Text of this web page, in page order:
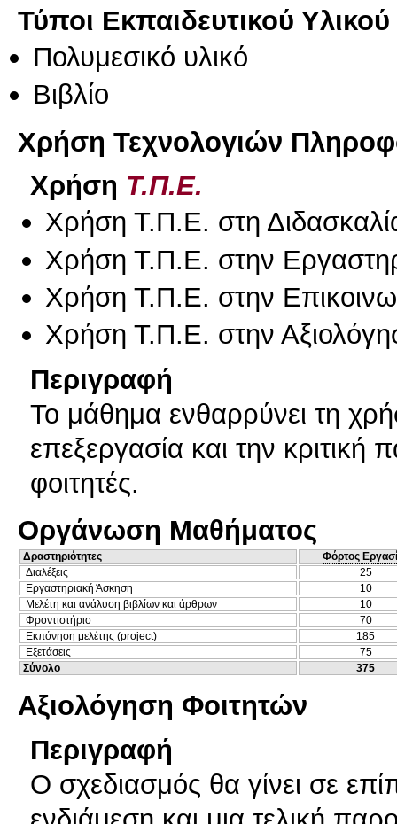
Τύποι Εκπαιδευτικού Υλικού
Πολυμεσικό υλικό
Βιβλίο
Χρήση Τεχνολογιών
Χρήση Τ.Π.Ε.
Χρήση Τ.Π.Ε. στη
Χρήση Τ.Π.Ε. στην
Χρήση Τ.Π.Ε. στην
Χρήση Τ.Π.Ε. στην
Περιγραφή
Το μάθημα ενθαρρύνει τη
επεξεργασία και την
φοιτητές.
Οργάνωση Μαθήματος
Δραστηριότητες
Φόρτος
Διαλέξεις
25
Εργαστηριακή Άσκηση
10
Μελέτη και ανάλυση βιβλίων και άρθρων
10
Φροντιστήριο
70
Εκπόνηση μελέτης (project)
185
Εξετάσεις
75
Σύνολο
375
Αξιολόγηση Φοιτητών
Περιγραφή
Ο σχεδιασμός θα γίνει σε